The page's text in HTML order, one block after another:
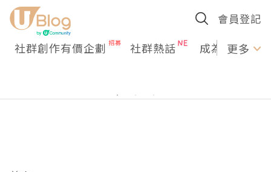
會員登記
社群創作有價企劃 社群熱話 成為U更多